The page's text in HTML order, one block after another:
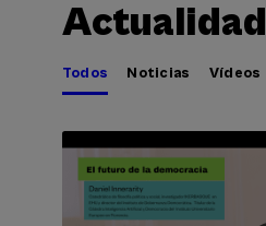
Actualidad
Todos Noticias Vídeos